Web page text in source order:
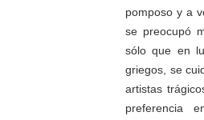
pomposo y a
se preocupó
sólo que en
griegos, se
artistas
preferencia